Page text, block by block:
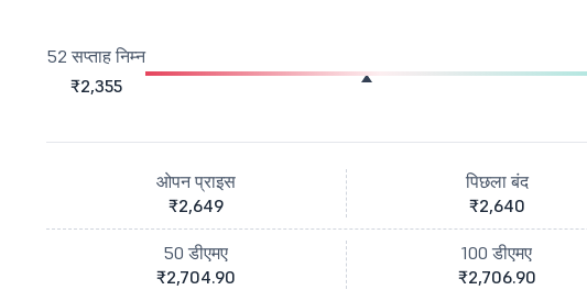
52 सप्ताह निम्न
₹2,355
ओपन प्राइस
₹2,649
पिछला बंद
₹2,640
50 डीएमए
₹2,704.90
100 डीएमए
₹2,706.90